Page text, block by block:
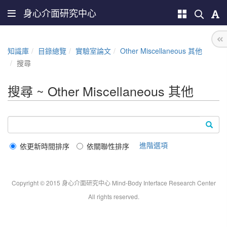
身心介面研究中心
知識庫 目錄總覽 實驗室論文
Other Miscellaneous 其他
搜尋
搜尋 ~ Other Miscellaneous 其他
依更新時間排序 依關聯性排序 進階選項
Copyright © 2015 身心介面研究中心 Mind-Body Interface Research Center
All rights reserved.